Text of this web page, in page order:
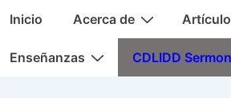
MainInicio Acerca de
Enseñanzas CDLIDD